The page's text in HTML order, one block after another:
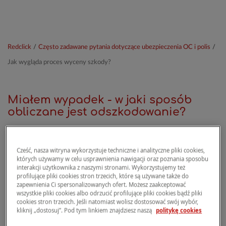
Redclick / Często zadawane pytania dotyczące ubezpieczenia OC i polis /
Jak wygląda proces wyceny szkody?
Miałem wypadek - w jaki sposób
obliczane jest odszkodowanie?
Na wysokość odszkodowania w przypadku
szkód AC wpływa kilka czynników, takich jak
wartość rynkowa pojazdu, jego wiek, stan
techniczny oraz decyzje Ubezpieczającego
dotyczące wyboru zamienników części.
Cześć, nasza witryna wykorzystuje techniczne i analityczne pliki cookies,
których używamy w celu usprawnienia nawigacji oraz poznania sposobu
interakcji użytkownika z naszymi stronami. Wykorzystujemy też
profilujące pliki cookies stron trzecich, które są używane także do
zapewnienia Ci spersonalizowanych ofert. Możesz zaakceptować
wszystkie pliki cookies albo odrzucić profilujące pliki cookies bądź pliki
cookies stron trzecich. Jeśli natomiast wolisz dostosować swój wybór,
kliknij „dostosuj”. Pod tym linkiem znajdziesz naszą politykę cookies